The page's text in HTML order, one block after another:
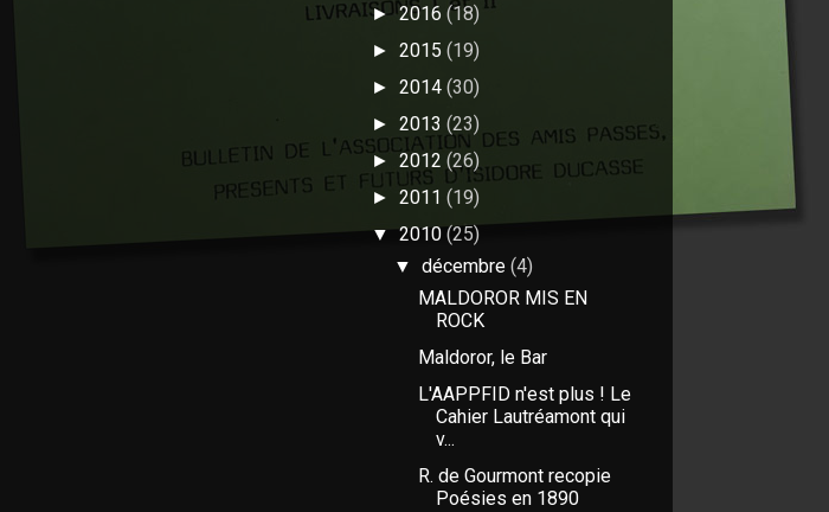
►2016 (18)
► 2015 (19)
► 2014 (30)
► 2013 (23)
► 2012 (26)
► 2011 (19)
▼2010 (25)
▼décembre(4)
MALDOROR MIS EN
ROCK
Maldoror, le Bar
L'AAPPFID n'est plus ! Le
Cahier Lautréamont qui
v...
R. de Gourmont recopie
Poésies en 1890